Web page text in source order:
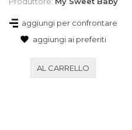
aggiungi per confrontare
aggiungi ai preferiti
AL CARRELLO